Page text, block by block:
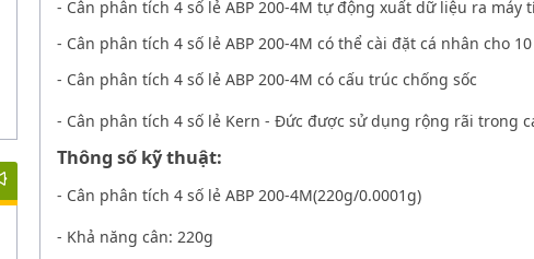
- Cân phân tích 4 số lẻ ABP 200-4M tự động xuất dữ liệu ra máy
- Cân phân tích 4 số lẻ ABP 200-4M có thể cài đặt cá nhân cho
- Cân phân tích 4 số lẻ ABP 200-4M có cấu trúc chống sốc
- Cân phân tích 4 số lẻ Kern - Đức được sử dụng rộng rãi trong
Thông số kỹ thuật:
- Cân phân tích 4 số lẻ ABP 200-4M(220g/0.0001g)
- Khả năng cân: 220g